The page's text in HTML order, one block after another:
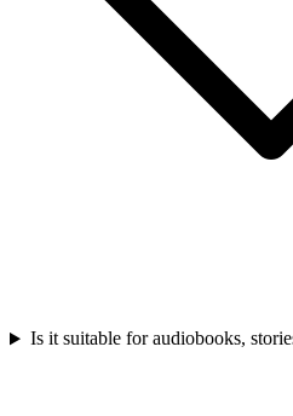
Is it suitable for audiobooks,